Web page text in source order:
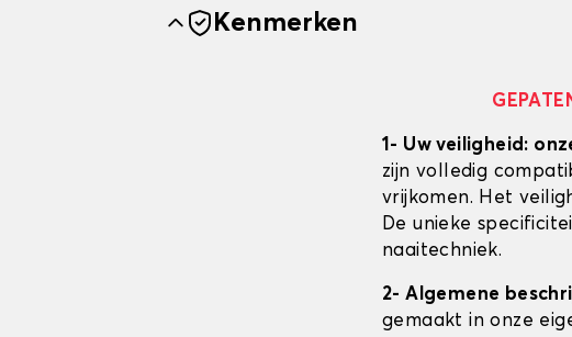
Kenmerken
1- Uw veiligheid:
zijn volledig
vrijkomen. Het
De unieke
naaitechniek.
2- Algemene
gemaakt in onze